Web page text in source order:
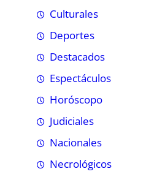
Culturales
Deportes
Destacados
Espectáculos
Horóscopo
Judiciales
Nacionales
Necrológicos